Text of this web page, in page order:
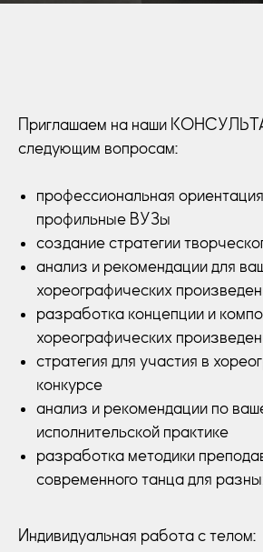
Приглашаем на наши
следующим вопросам:
профессиональная
профильные ВУЗы
создание стратегии
анализ и рекомендации для
хореографических
разработка концепции и
хореографических
стратегия для участия в
конкурсе
анализ и рекомендации по
исполнительской практике
разработка методики
современного танца для
Индивидуальная работа с телом: